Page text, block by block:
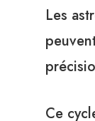
Les
Ce